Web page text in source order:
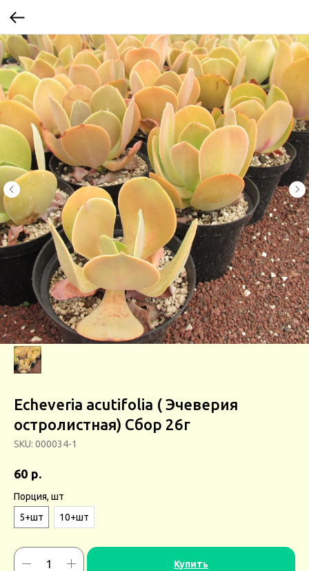
Echeveria acutifolia ( Эчеверия
остролистная) Сбор 26г
SKU: 000034-1
60 р.
Порция, шт
5+шт
10+шт
Купить